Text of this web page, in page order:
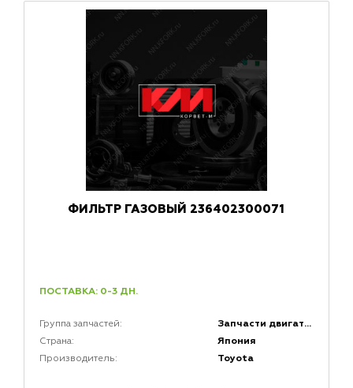
ФИЛЬТР ГАЗОВЫЙ 236402300071
ПОСТАВКА: 0-3 ДН.
Группа запчастей: Запчасти двигателей
Страна: Япония
Производитель: Toyota